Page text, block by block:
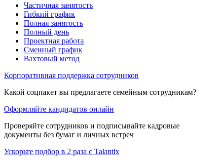
Частичная занятость
Гибкий график
Полная занятость
Полный день
Проектная работа
Сменный график
Вахтовый метод
Корпоративная поддержка сотрудников
Какой соцпакет вы предлагаете семейным сотрудникам?
Оформляйте кандидатов онлайн
Проверяйте сотрудников и подписывайте кадровые
документы без бумаг и личных встреч
Ускорьте подбор в 2 раза с Talantix